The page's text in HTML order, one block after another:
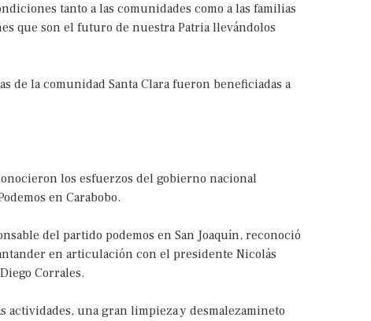
tanto a las comunidades como a las familias
que son el futuro de nuestra Patria llevándolos
de la comunidad Santa Clara fueron beneficiadas a
los esfuerzos del gobierno nacional
en Carabobo.
del partido podemos en San Joaquín, reconoció
en articulación con el presidente Nicolás
Corrales.
actividades, una gran limpieza y desmalezamineto